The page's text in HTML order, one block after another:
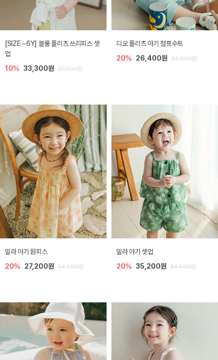
[SIZE ~6Y] 블룸 플리츠 쓰리피스 셋
업
10% 33,300원 37,000원
디오 플리츠 아기 점프수트
20% 26,400원 33,000원
밀라 아기 원피스
20% 27,200원 34,000원
밀라 아기 셋업
20% 35,200원 44,000원